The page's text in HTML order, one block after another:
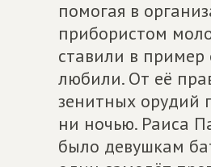
помогая в
прибористом
ставили в
любили. От её
зенитных орудий
ни ночью. Раиса
было девушкам